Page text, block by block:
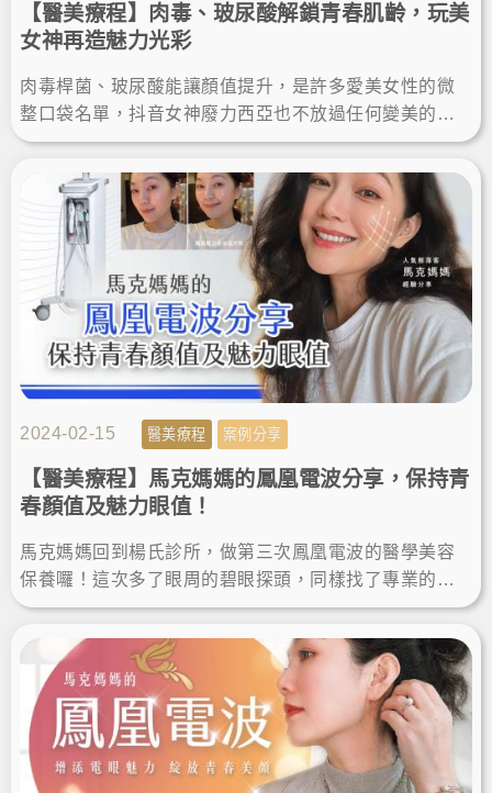
【醫美療程】肉毒、玻尿酸解鎖青春肌齡，玩美
女神再造魅力光彩
肉毒桿菌、玻尿酸能讓顏值提升，是許多愛美女性的微
整口袋名單，抖音女神廢力西亞也不放過任何變美的機
會，決定在楊氏羅丹診所透過微整注射解決困擾，讓自
己更加青春美麗。
2024-02-15 醫美療程 案例分享
【醫美療程】馬克媽媽的鳳凰電波分享，保持青
春顏值及魅力眼值！
馬克媽媽回到楊氏診所，做第三次鳳凰電波的醫學美容
保養囉！這次多了眼周的碧眼探頭，同樣找了專業的楊
名錦醫師操作，讓肌膚維持年輕美麗，來看看療程後的
緊緻拉提效果吧！